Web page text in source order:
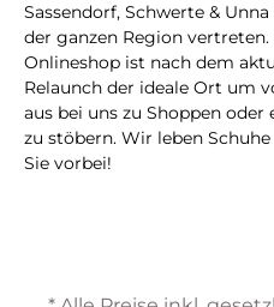
Sassendorf, Schwerte &
der ganzen Region vertreten.
Onlineshop ist nach dem
Relaunch der ideale Ort um
aus bei uns zu Shoppen oder
zu stöbern. Wir leben
Sie vorbei!